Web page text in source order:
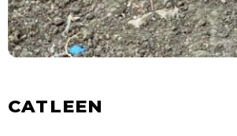
CATLEEN